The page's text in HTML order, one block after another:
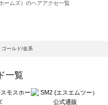
ームズ）のヘアアクセ一覧
ンサモスモス）のヘアアクセ一覧
）のヘアアクセ一覧
アアクセ一覧
ゴールド/金系
一覧